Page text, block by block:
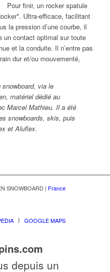
Pour finir, un rocker spatule
Ultra-efficace, facilitant
la pression d’une courbe, il
un contact optimal sur toute
et la conduite. Il n’entre pas
dur et/ou mouvementé,
snowboard, via le
matériel dédié au
Marcel Mathieu. Il a été
snowboards, skis, puis
et Aluflex.
SNOWBOARD | France
GOOGLE MAPS
depuis un